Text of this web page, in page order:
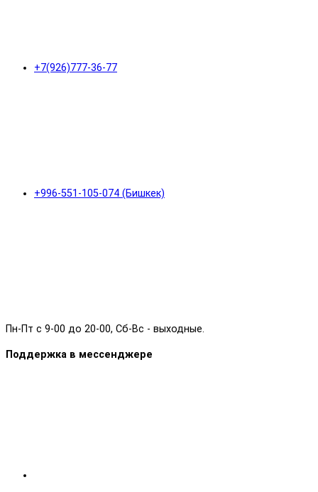
+7(926)777-36-77
+996-551-105-074 (Бишкек)
Пн-Пт с 9-00 до 20-00, Сб-Вс - выходные.
Поддержка в мессенджере